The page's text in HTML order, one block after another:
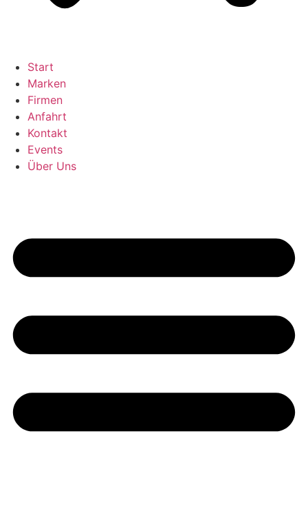
Start
Marken
Firmen
Anfahrt
Kontakt
Events
Über Uns